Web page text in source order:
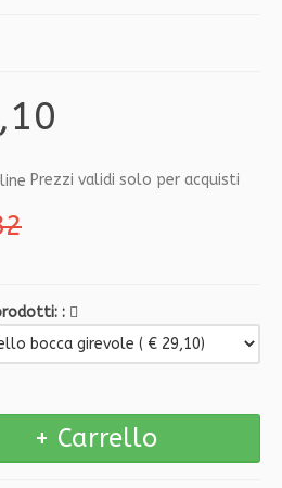
Prezzi validi solo per acquisti